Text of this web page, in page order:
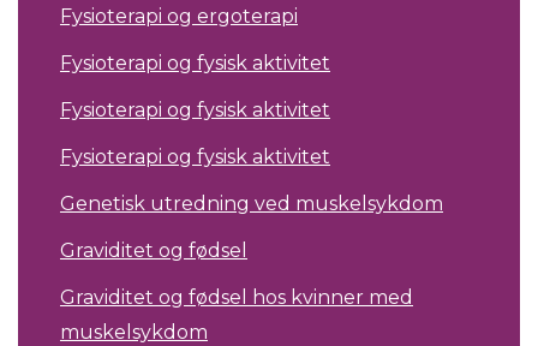
Fysioterapi og ergoterapi
Fysioterapi og fysisk aktivitet
Fysioterapi og fysisk aktivitet
Fysioterapi og fysisk aktivitet
Genetisk utredning ved muskelsykdom
Graviditet og fødsel
Graviditet og fødsel hos kvinner med
muskelsykdom